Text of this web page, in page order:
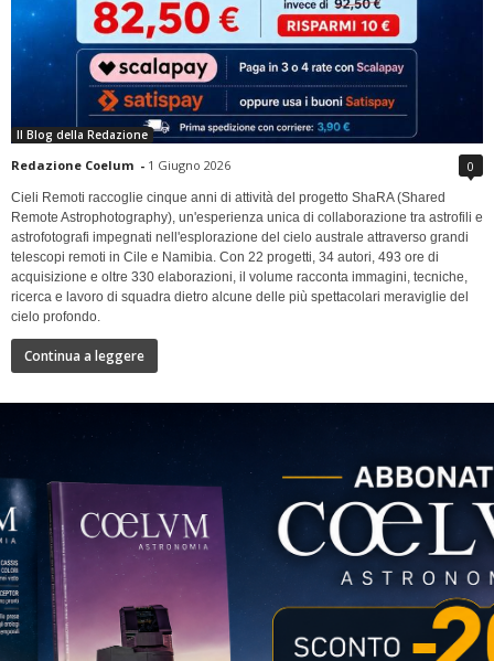
Il Blog della Redazione
Redazione Coelum - 1 Giugno 2026 0
Cieli Remoti raccoglie cinque anni di attività del progetto ShaRA (Shared
Remote Astrophotography), un'esperienza unica di collaborazione tra astrofili e
astrofotografi impegnati nell'esplorazione del cielo australe attraverso grandi
telescopi remoti in Cile e Namibia. Con 22 progetti, 34 autori, 493 ore di
acquisizione e oltre 330 elaborazioni, il volume racconta immagini, tecniche,
ricerca e lavoro di squadra dietro alcune delle più spettacolari meraviglie del
cielo profondo.
Continua a leggere